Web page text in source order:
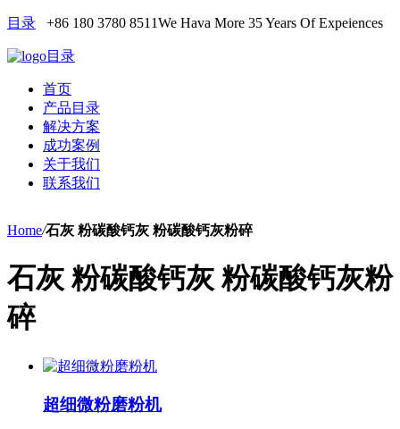
目录 +86 180 3780 8511We Hava More 35 Years Of Expeiences
目录
首页
产品目录
解决方案
成功案例
关于我们
联系我们
Home/石灰 粉碳酸钙灰 粉碳酸钙灰粉碎
石灰 粉碳酸钙灰 粉碳酸钙灰粉
碎
超细微粉磨粉机